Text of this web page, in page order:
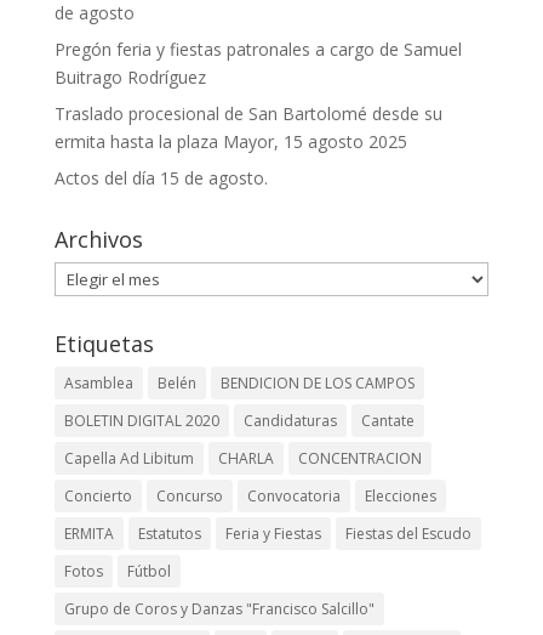
de agosto
Pregón feria y fiestas patronales a cargo de Samuel
Buitrago Rodríguez
Traslado procesional de San Bartolomé desde su
ermita hasta la plaza Mayor, 15 agosto 2025
Actos del día 15 de agosto.
Archivos
Archivos
Etiquetas
Asamblea Belén
BENDICION DE LOS CAMPOS
BOLETIN DIGITAL 2020
Candidaturas
Cantate
Capella Ad Libitum
CHARLA
CONCENTRACION
Concierto
Concurso Convocatoria
Elecciones
ERMITA
Estatutos Feria y Fiestas
Fiestas del Escudo
Fotos
Fútbol
Grupo de Coros y Danzas "Francisco Salcillo"